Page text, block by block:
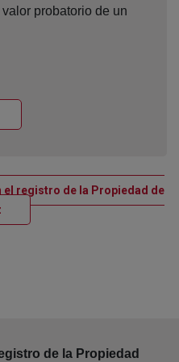
probatorio de un
registro de la Propiedad de
Ventana nueva
de la Propiedad